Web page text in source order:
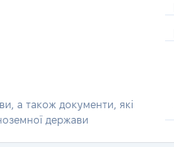
а також документи, які
держави